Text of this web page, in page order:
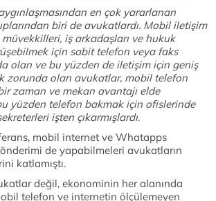
en çok yararlanan
biri de avukatlardı. Mobil iletişim
iş arkadaşları ve hukuk
için sabit telefon veya faks
olan ve bu yüzden de iletişim için geniş
zorunda olan avukatlar, mobil telefon
zaman ve mekan avantajı elde
yüzden telefon bakmak için ofislerinde
işten çıkarmışlardı.
mobil internet ve Whatapps
de yapabilmeleri avukatların
katlamıştı.
değil, ekonominin her alanında
telefon ve internetin ölçülemeyen